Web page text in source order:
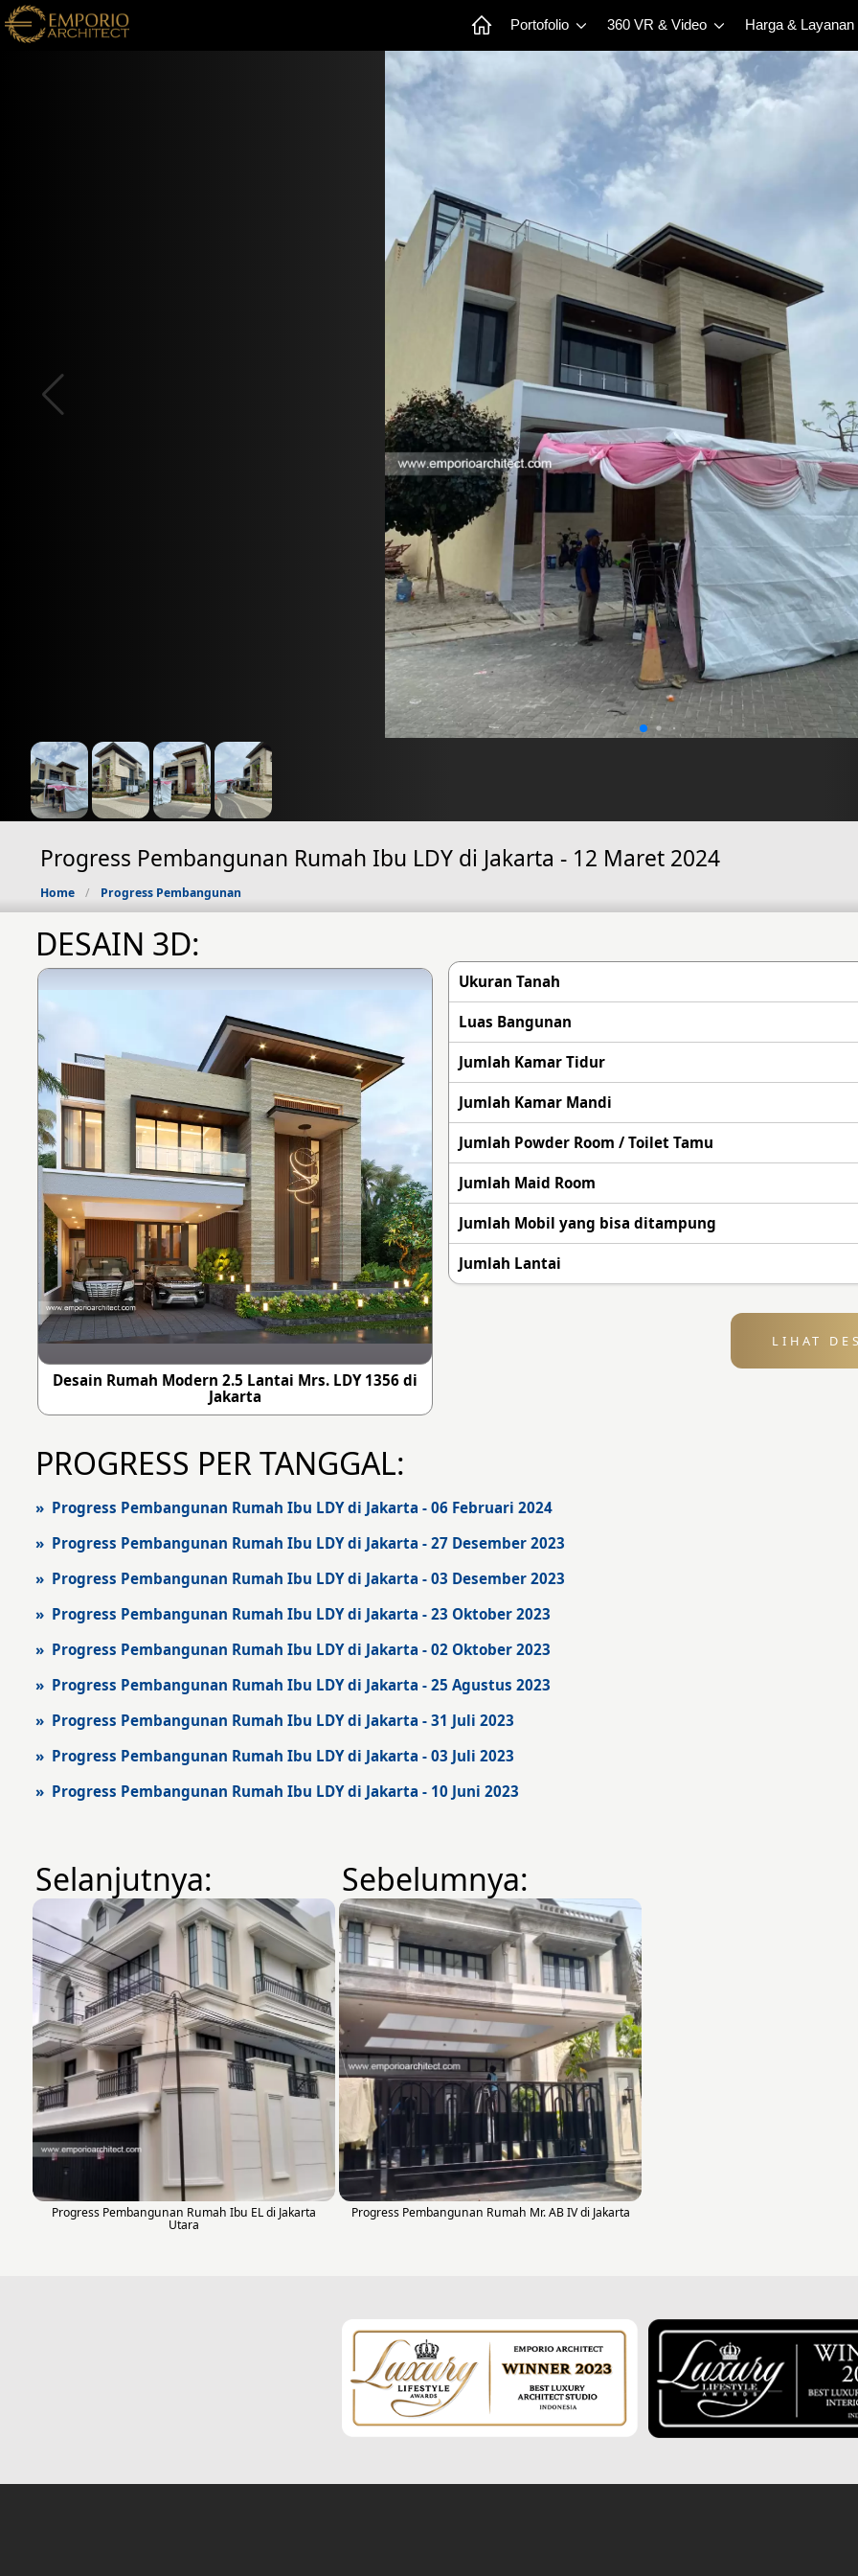
Portofolio 360 VR & Video Harga & Layanan
Progress Pembangunan Rumah Ibu LDY di Jakarta - 12 Maret 2024
Home Progress Pembangunan
DESAIN 3D:
Desain Rumah Modern 2.5 Lantai Mrs. LDY 1356 di
Jakarta
Ukuran Tanah
Luas Bangunan
Jumlah Kamar Tidur
Jumlah Kamar Mandi
Jumlah Powder Room / Toilet Tamu
Jumlah Maid Room
Jumlah Mobil yang bisa ditampung
Jumlah Lantai
LIHAT
PROGRESS PER TANGGAL:
» Progress Pembangunan Rumah Ibu LDY di Jakarta - 06 Februari 2024
» Progress Pembangunan Rumah Ibu LDY di Jakarta - 27 Desember 2023
» Progress Pembangunan Rumah Ibu LDY di Jakarta - 03 Desember 2023
» Progress Pembangunan Rumah Ibu LDY di Jakarta - 23 Oktober 2023
» Progress Pembangunan Rumah Ibu LDY di Jakarta - 02 Oktober 2023
» Progress Pembangunan Rumah Ibu LDY di Jakarta - 25 Agustus 2023
» Progress Pembangunan Rumah Ibu LDY di Jakarta - 31 Juli 2023
» Progress Pembangunan Rumah Ibu LDY di Jakarta - 03 Juli 2023
» Progress Pembangunan Rumah Ibu LDY di Jakarta - 10 Juni 2023
Selanjutnya:
Progress Pembangunan Rumah Ibu EL di Jakarta
Utara
Sebelumnya:
Progress Pembangunan Rumah Mr. AB IV di Jakarta